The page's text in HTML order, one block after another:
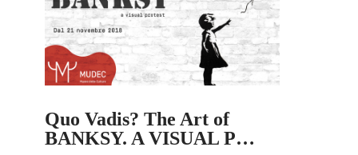
Epischermo
Editoriale
Open
Episcatti
Quo Vadis? The Art of
BANKSY. A VISUAL P…